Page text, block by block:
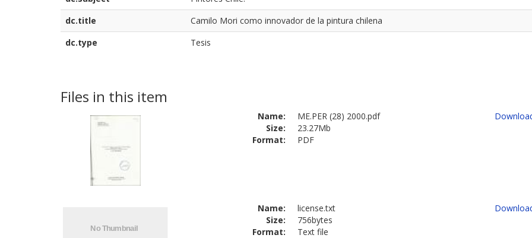
dc.title
Camilo Mori como innovador de la pintura chilena
dc.type
Tesis
Files in this item
Name:
ME.PER (28) 2000.pdf
Size:
23.27Mb
Format:
PDF
Name:
license.txt
Size:
756bytes
Format:
Text file